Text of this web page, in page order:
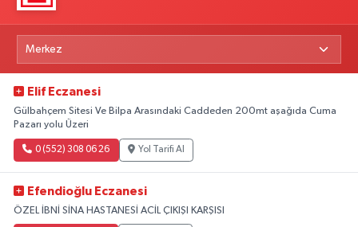
Elif Eczanesi
Gülbahçem Sitesi Ve Bilpa Arasındaki Caddeden 200mt aşağıda Cuma
Pazarı yolu Üzeri
0 (552) 308 06 26 Yol Tarifi Al
Efendioğlu Eczanesi
ÖZEL İBNİ SİNA HASTANESİ ACİL ÇIKIŞI KARŞISI